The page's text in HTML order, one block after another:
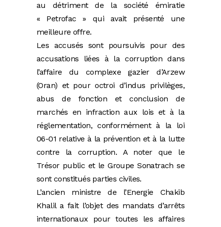
au détriment de la société émiratie
« Petrofac » qui avait présenté une
meilleure offre.
Les accusés sont poursuivis pour des
accusations liées à la corruption dans
l’affaire du complexe gazier d’Arzew
(Oran) et pour octroi d’indus privilèges,
abus de fonction et conclusion de
marchés en infraction aux lois et à la
réglementation, conformément à la loi
06-01 relative à la prévention et à la lutte
contre la corruption. A noter que le
Trésor public et le Groupe Sonatrach se
sont constitués parties civiles.
L’ancien ministre de l’Energie Chakib
Khalil a fait l’objet des mandats d’arrêts
internationaux pour toutes les affaires